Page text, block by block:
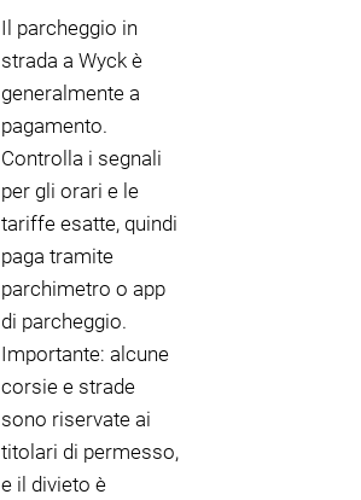
Il parcheggio in
strada a Wyck è
generalmente a
pagamento.
Controlla i segnali
per gli orari e le
tariffe esatte, quindi
paga tramite
parchimetro o app
di parcheggio.
Importante: alcune
corsie e strade
sono riservate ai
titolari di permesso,
e il divieto è